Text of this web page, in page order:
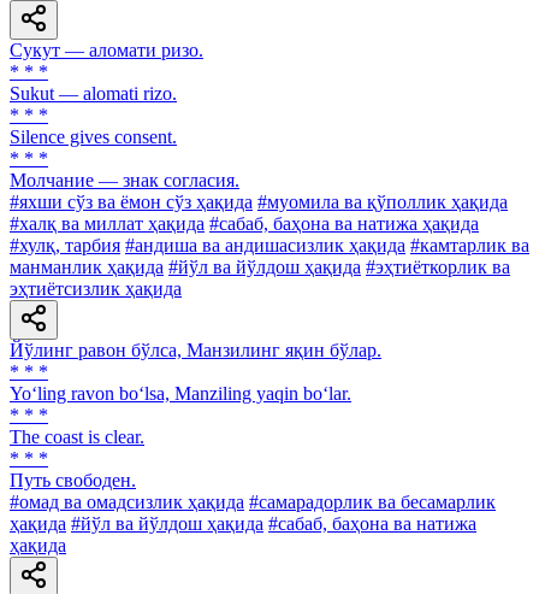
Сукут — аломати ризо.
* * *
Sukut — alomati rizo.
* * *
Silence gives consent.
* * *
Молчание — знак согласия.
#яхши сўз ва ёмон сўз ҳақида #муомила ва қўполлик ҳақида
#халқ ва миллат ҳақида #сабаб, баҳона ва натижа ҳақида
#хулқ, тарбия #андиша ва андишасизлик ҳақида #камтарлик ва
манманлик ҳақида #йўл ва йўлдош ҳақида #эҳтиёткорлик ва
эҳтиётсизлик ҳақида
Йўлинг равон бўлса, Манзилинг яқин бўлар.
* * *
Yo‘ling ravon bo‘lsa, Manziling yaqin bo‘lar.
* * *
The coast is clear.
* * *
Путь свободен.
#омад ва омадсизлик ҳақида #самарадорлик ва бесамарлик
ҳақида #йўл ва йўлдош ҳақида #сабаб, баҳона ва натижа
ҳақида